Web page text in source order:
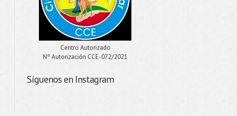
Centro Autorizado
Nº Autorización CCE-072/2021
Síguenos en Instagram